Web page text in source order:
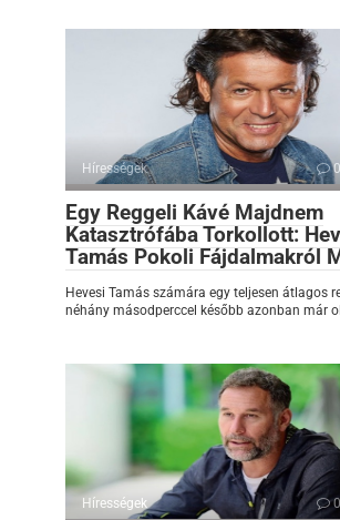
Hírességek 0
Egy Reggeli Kávé Majdnem
Katasztrófába Torkollott:
Tamás Pokoli Fájdalmakról
Hevesi Tamás számára egy teljesen átlagos
néhány másodperccel később azonban már
Hírességek 0